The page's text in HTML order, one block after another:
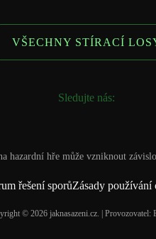
VŠECHNY STÍRACÍ
Sledujte nás:
hazardní hře může vzniknout
řešení sporůZásady používání
© 2026 jaknasazeni.cz. | Provozovatel: